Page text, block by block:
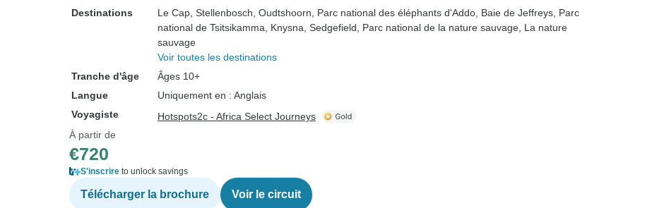
Destinations
Le Cap , Stellenbosch , Oudtshoorn , Parc national des éléphants d'Addo , Baie de Jeffreys , Parc
national de Tsitsikamma , Knysna , Sedgefield , Parc national de la nature sauvage , La nature
sauvage
Voir toutes les destinations
Tranche d'âge
Âges 10+
Langue
Uniquement en : Anglais
Voyagiste
Hotspots2c - Africa Select Journeys
À partir de
€720
S'inscrire to unlock savings
Télécharger la brochure Voir le circuit